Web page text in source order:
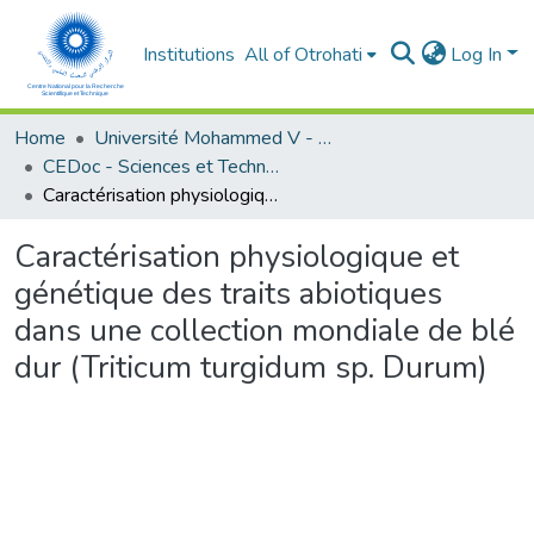
Institutions All of Otrohati Log In
Home
Université Mohammed V - Rabat
CEDoc - Sciences et Technologies
Caractérisation physiologique et génétique des traits abiotiques dans une collection mondiale de blé dur (Triticum turgidum sp. Durum)
Caractérisation physiologique et
génétique des traits abiotiques
dans une collection mondiale de blé
dur (Triticum turgidum sp. Durum)